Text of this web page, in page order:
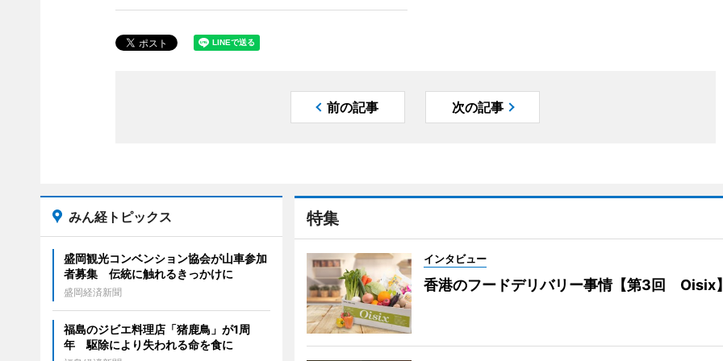
前の記事 次の記事
特集
インタビュー
香港のフードデリバリー事情【第3回 Oisix
みん経トピックス
盛岡観光コンベンション協会が山車参加
者募集 伝統に触れるきっかけに
盛岡経済新聞
福島のジビエ料理店「猪鹿鳥」が1周
年 駆除により失われる命を食に